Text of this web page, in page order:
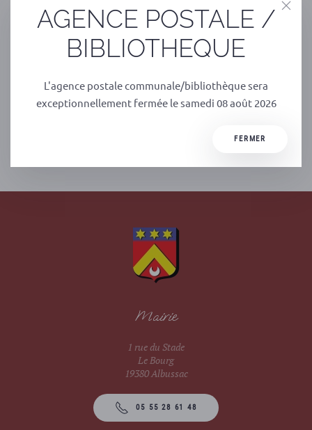
ambiance au sein du groupe a vite mis au second plan les
quelques contraintes sanitaires auxquelles tous se sont pliés
dimanche 24 octobre à la salle polyvalente d’Albussac.
Mairie
1 rue du Stade
Le Bourg
19380 Albussac
05 55 28 61 48
AGENCE POSTALE /
BIBLIOTHEQUE
L'agence postale communale/bibliothèque sera
exceptionnellement fermée le samedi 08 août 2026
FERMER